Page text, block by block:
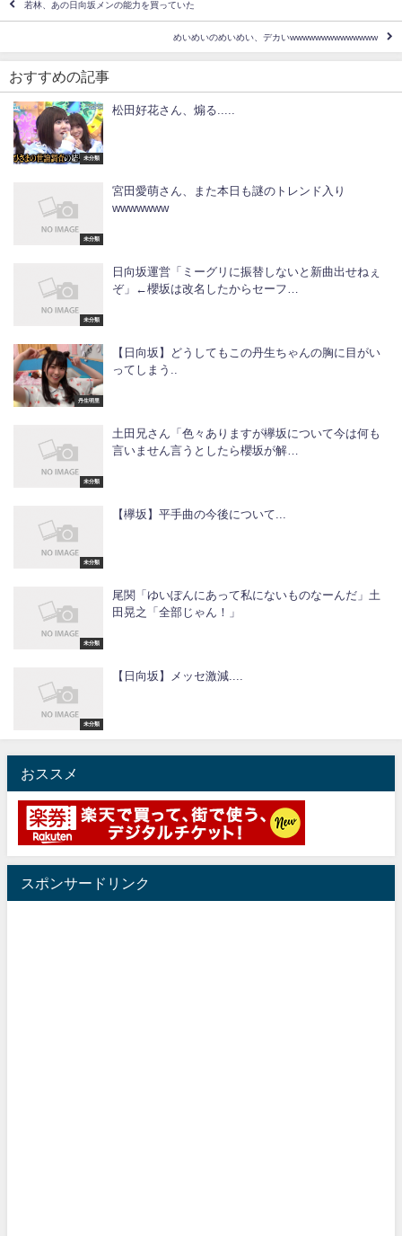
若林、あの日向坂メンの能力を買っていた
めいめいのめいめい、デカいwwwwwwwwwwwwww
おすすめの記事
未分類
松田好花さん、煽る.....
未分類
宮田愛萌さん、また本日も謎のトレンド入り
wwwwwww
未分類
日向坂運営「ミーグリに振替しないと新曲出せねぇ
ぞ」←櫻坂は改名したからセーフ…
丹生明里
【日向坂】どうしてもこの丹生ちゃんの胸に目がい
ってしまう..
未分類
土田兄さん「色々ありますが欅坂について今は何も
言いません言うとしたら櫻坂が解…
未分類
【欅坂】平手曲の今後について...
未分類
尾関「ゆいぽんにあって私にないものなーんだ」土
田晃之「全部じゃん！」
未分類
【日向坂】メッセ激減....
おススメ
スポンサードリンク